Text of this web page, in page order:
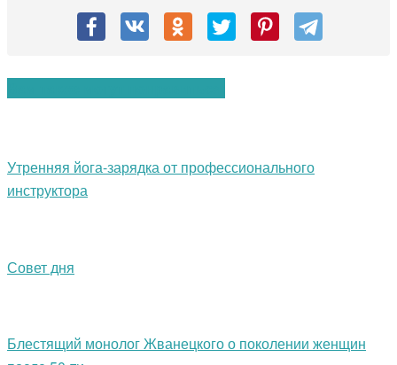
Утренняя йога-зарядка от профессионального
инструктора
Совет дня
Блестящий монолог Жванецкого о поколении женщин